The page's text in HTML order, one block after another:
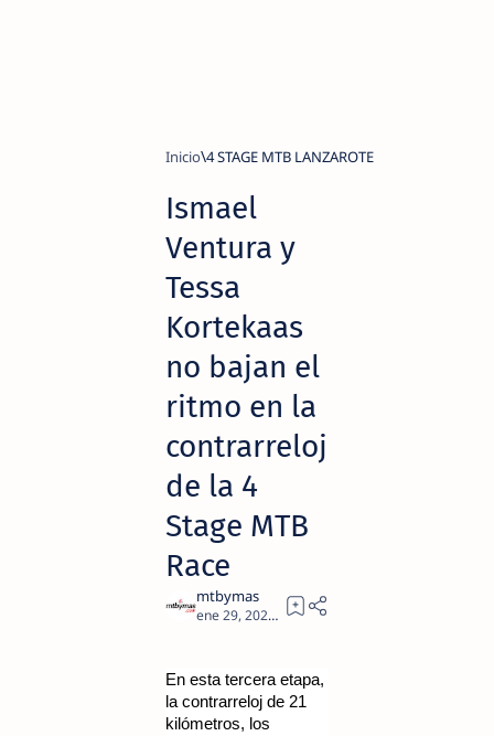
Inicio 4 STAGE MTB LANZAROTE
Ismael
Ventura y
Tessa
Kortekaas
no bajan el
ritmo en la
contrarreloj
de la 4
Stage MTB
Race
2
En esta tercera etapa,
la contrarreloj de 21
kilómetros, los